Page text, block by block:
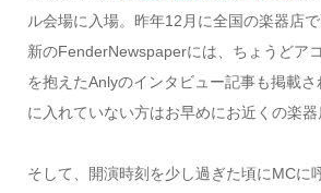
ル会場に入場。昨年12月に全国の楽器店
新のFenderNewspaperには、ちょうどア
を抱えたAnlyのインタビュー記事も掲載
に入れていない方はお早めにお近くの楽器
そして、開演時刻を少し過ぎた頃にMCに